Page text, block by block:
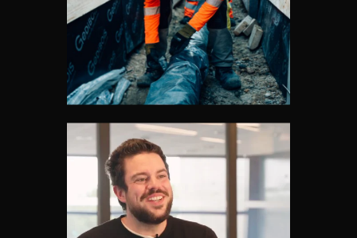
FILM DÉROULEMENT CHANTIER
RENOUVELLEMENT RÉSEAUX EAU
USÉE ET EAU POTABLE À PÉROLS
– SPIE BATIGNOLES
Vidéos
INTERVIEWS VIDÉO FRENCH TECH